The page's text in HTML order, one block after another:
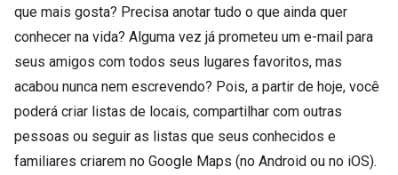
que mais gosta? Precisa anotar tudo o que ainda quer
conhecer na vida? Alguma vez já prometeu um e-mail para
seus amigos com todos seus lugares favoritos, mas
acabou nunca nem escrevendo? Pois, a partir de hoje, você
poderá criar listas de locais, compartilhar com outras
pessoas ou seguir as listas que seus conhecidos e
familiares criarem no Google Maps (no Android ou no iOS).